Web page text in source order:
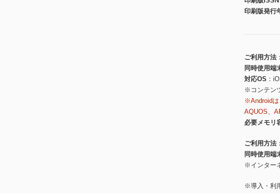
印刷版発行
ご利用方法
同時使用端
対応OS
※コンテン
※Androidは
AQUOS、
必要メモリ
ご利用方法
同時使用端
※インター
※導入・利